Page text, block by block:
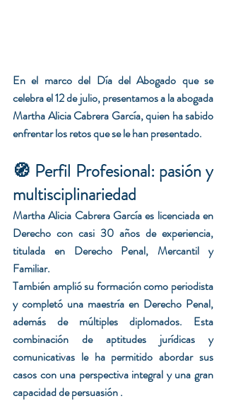
En el marco del Día del Abogado que se
celebra el 12 de julio, presentamos a la abogada
Martha Alicia Cabrera García, quien ha sabido
enfrentar los retos que se le han presentado.
🧭 Perfil Profesional: pasión y
multisciplinariedad
Martha Alicia Cabrera García es licenciada en
Derecho con casi 30 años de experiencia,
titulada en Derecho Penal, Mercantil y
Familiar.
También amplió su formación como periodista
y completó una maestría en Derecho Penal,
además de múltiples diplomados. Esta
combinación de aptitudes jurídicas y
comunicativas le ha permitido abordar sus
casos con una perspectiva integral y una gran
capacidad de persuasión .